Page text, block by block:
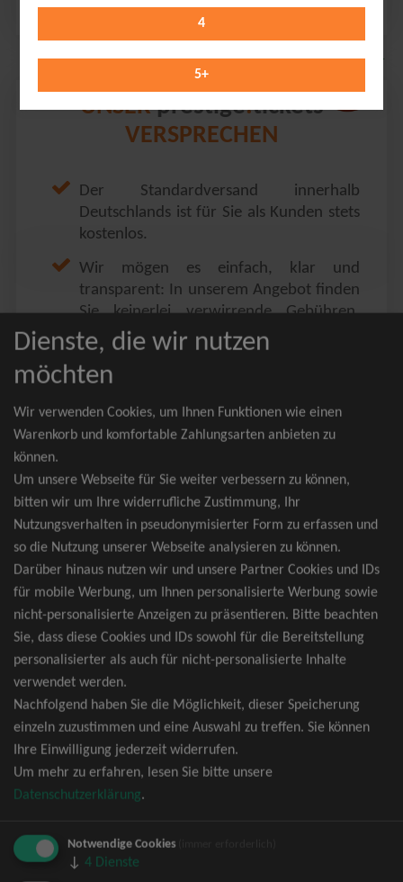
4
5+
UNSERprestige.tickets
VERSPRECHEN
Der Standardversand innerhalb
Deutschlands ist für Sie als Kunden stets
kostenlos.
Wir mögen es einfach, klar und
transparent: In unserem Angebot finden
Sie keinerlei verwirrende Gebühren,
Zusatzangebote oder ähnliches.
Sie erhalten ausschließlich
zusammenhängende Sitzplätze, welche
nach der Bestplatzbuchung vergeben
werden.
wider Erwarten doch nicht verfügbar
sein, erhalten Sie von uns Tickets für die
nächst bessere Kategorie. Und das
kostenfrei und völlig automatisch.
TOP-Events
André Rieu Tickets
David Garrett Tickets
Andrea Berg Tickets
Backstreet Boys Tickets
Unheilig Tickets
Santiano Tickets
Bryan Adams Tickets
Andreas Gabalier Tickets
Dienste, die wir nutzen
möchten
Wir verwenden Cookies, um Ihnen Funktionen wie einen
Warenkorb und komfortable Zahlungsarten anbieten zu
können.
Um unsere Webseite für Sie weiter verbessern zu können,
bitten wir um Ihre widerrufliche Zustimmung, Ihr
Nutzungsverhalten in pseudonymisierter Form zu erfassen und
so die Nutzung unserer Webseite analysieren zu können.
Darüber hinaus nutzen wir und unsere Partner Cookies und IDs
für mobile Werbung, um Ihnen personalisierte Werbung sowie
nicht-personalisierte Anzeigen zu präsentieren. Bitte beachten
Sie, dass diese Cookies und IDs sowohl für die Bereitstellung
personalisierter als auch für nicht-personalisierte Inhalte
verwendet werden.
Nachfolgend haben Sie die Möglichkeit, dieser Speicherung
einzeln zuzustimmen und eine Auswahl zu treffen. Sie können
Ihre Einwilligung jederzeit widerrufen.
Um mehr zu erfahren, lesen Sie bitte unsere
Datenschutzerklärung.
Notwendige Cookies
↓ 4 Dienste